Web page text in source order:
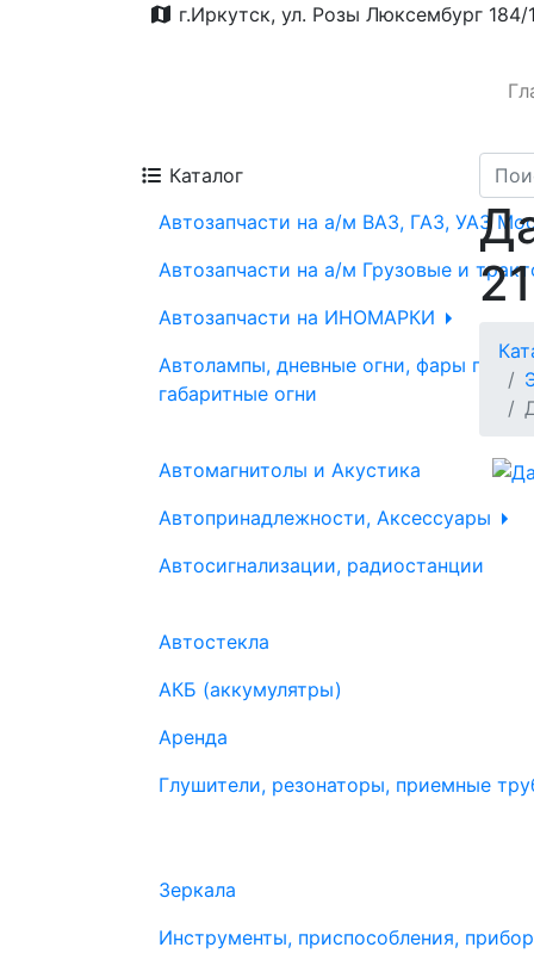
г.Иркутск, ул. Розы Люксембург 184/
Каталог
Автозапчасти на а/м ВАЗ, ГАЗ, УАЗ
Автозапчасти на а/м Грузовые и
Автозапчасти на ИНОМАРКИ
Автолампы, дневные огни, фары
габаритные огни
Автомагнитолы и Акустика
Автопринадлежности, Аксессуары
Автосигнализации, радиостанции
Автостекла
АКБ (аккумулятры)
Аренда
Глушители, резонаторы, приемные
Зеркала
Инструменты, приспособления,